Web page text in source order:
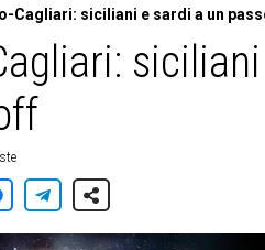
Cagliari: siciliani e sardi a un